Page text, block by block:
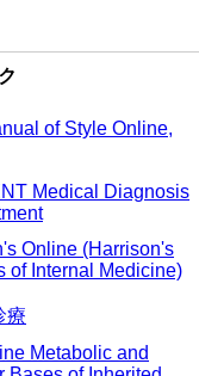
of Style Online,
Medical Diagnosis
Online (Harrison's
of Internal Medicine)
療
Metabolic and